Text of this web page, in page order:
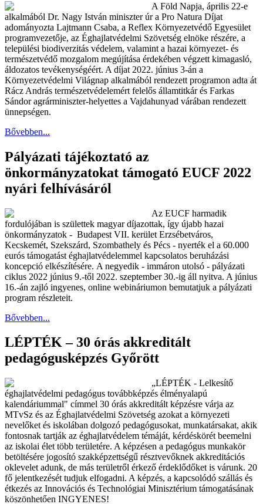
A Föld Napja, április 22-e
alkalmából Dr. Nagy István miniszter úr a Pro Natura Díjat
adományozta Lajtmann Csaba, a Reflex Környezetvédő Egyesület
programvezetője, az Éghajlatvédelmi Szövetség elnöke részére, a
települési biodiverzitás védelem, valamint a hazai környezet- és
természetvédő mozgalom megújítása érdekében végzett kimagasló,
áldozatos tevékenységéért. A díjat 2022. június 3-án a
Környezetvédelmi Világnap alkalmából rendezett programon adta át
Rácz András természetvédelemért felelős államtitkár és Farkas
Sándor agrárminiszter-helyettes a Vajdahunyad várában rendezett
ünnepségen.
Bővebben...
Pályázati tájékoztató az
önkormányzatokat támogató EUCF 2022
nyári felhívásáról
Az EUCF harmadik
fordulójában is születtek magyar díjazottak, így újabb hazai
önkormányzatok - Budapest VII. kerület Erzsébetváros,
Kecskemét, Szekszárd, Szombathely és Pécs - nyerték el a 60.000
eurós támogatást éghajlatvédelemmel kapcsolatos beruházási
koncepció elkészítésére. A negyedik - immáron utolsó - pályázati
ciklus 2022 június 9.-től 2022. szeptember 30.-ig áll nyitva. A június
16.-án zajló ingyenes, online webináriumon bemutatjuk a pályázati
program részleteit.
Bővebben...
LÉPTÉK – 30 órás akkreditált
pedagógusképzés Győrött
„LÉPTÉK - Lelkesítő
éghajlatvédelmi pedagógus továbbképzés élményalapú
kalendáriummal" címmel 30 órás akkreditált képzésre várja az
MTvSz és az Éghajlatvédelmi Szövetség azokat a környezeti
nevelőket és iskolában dolgozó pedagógusokat, munkatársakat, akik
fontosnak tartják az éghajlatvédelem témáját, kérdéskörét beemelni
az iskolai élet több területére. A képzésen a pedagógus munkakör
betöltésére jogosító szakképzettségű résztvevőknek akkreditációs
oklevelet adunk, de más területről érkező érdeklődőket is várunk. 20
fő jelentkezését tudjuk elfogadni. A képzés, a kapcsolódó szállás és
étkezés az Innovációs és Technológiai Minisztérium támogatásának
köszönhetően INGYENES!